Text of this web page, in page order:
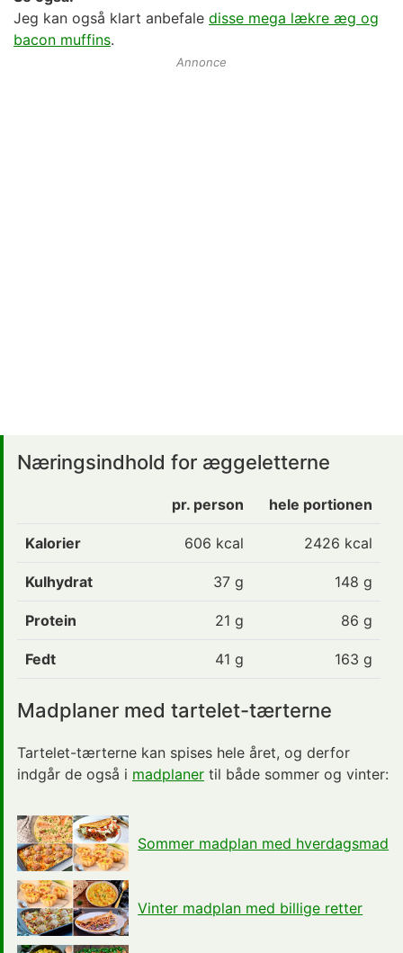
Jeg kan også klart anbefale disse mega lækre æg og
bacon muffins.
Annonce
Næringsindhold for æggeletterne
pr. person hele portionen
Kalorier 606 kcal 2426 kcal
Kulhydrat 37 g 148 g
Protein 21 g 86 g
Fedt 41 g 163 g
Madplaner med tartelet-tærterne
Tartelet-tærterne kan spises hele året, og derfor
indgår de også i madplaner til både sommer og vinter:
Sommer madplan med hverdagsmad
Vinter madplan med billige retter